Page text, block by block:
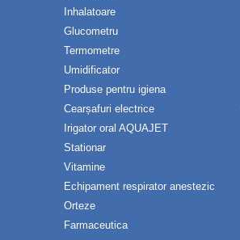
Inhalatoare
Glucometru
Termometre
Umidificator
Produse pentru igiena
Cearșafuri electrice
Irigator oral AQUAJET
Stationar
Vitamine
Echipament respirator anestezic
Orteze
Farmaceutica